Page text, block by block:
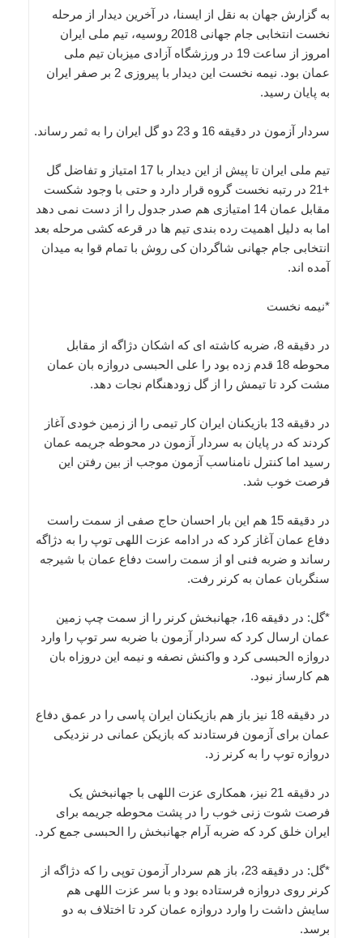
به گزارش جهان به نقل از ایسنا، در آخرین دیدار از مرحله
نخست انتخابی جام جهانی 2018 روسیه، تیم ملی ایران
امروز از ساعت 19 در ورزشگاه آزادی میزبان تیم ملی
عمان بود. نیمه نخست این دیدار با پیروزی 2 بر صفر ایران
به پایان رسید.
سردار آزمون در دقیقه 16 و 23 دو گل ایران را به ثمر رساند.
تیم ملی ایران تا پیش از این دیدار با 17 امتیاز و تفاضل گل
+21 در رتبه نخست گروه قرار دارد و حتی با وجود شکست
مقابل عمان 14 امتیازی هم صدر جدول را از دست نمی دهد
اما به دلیل اهمیت رده بندی تیم ها در قرعه کشی مرحله بعد
انتخابی جام جهانی شاگردان کی روش با تمام قوا به میدان
آمده اند.
*نیمه نخست
در دقیقه 8، ضربه کاشته ای که اشکان دژاگه از مقابل
محوطه 18 قدم زده بود را علی الحبسی دروازه بان عمان
مشت کرد تا تیمش را از گل زودهنگام نجات دهد.
در دقیقه 13 بازیکنان ایران کار تیمی را از زمین خودی آغاز
کردند که در پایان به سردار آزمون در محوطه جریمه عمان
رسید اما کنترل نامناسب آزمون موجب از بین رفتن این
فرصت خوب شد.
در دقیقه 15 هم این بار احسان حاج صفی از سمت راست
دفاع عمان آغاز کرد که در ادامه عزت اللهی توپ را به دژاگه
رساند و ضربه فنی او از سمت راست دفاع عمان با شیرجه
سنگربان عمان به کرنر رفت.
*گل: در دقیقه 16، جهانبخش کرنر را از سمت چپ زمین
عمان ارسال کرد که سردار آزمون با ضربه سر توپ را وارد
دروازه الحبسی کرد و واکنش نصفه و نیمه این دروزاه بان
هم کارساز نبود.
در دقیقه 18 نیز باز هم بازیکنان ایران پاسی را در عمق دفاع
عمان برای آزمون فرستادند که بازیکن عمانی در نزدیکی
دروازه توپ را به کرنر زد.
در دقیقه 21 نیز، همکاری عزت اللهی با جهانبخش یک
فرصت شوت زنی خوب را در پشت محوطه جریمه برای
ایران خلق کرد که ضربه آرام جهانبخش را الحبسی جمع کرد.
*گل: در دقیقه 23، باز هم سردار آزمون توپی را که دژاگه از
کرنر روی دروازه فرستاده بود و با سر عزت اللهی هم
سایش داشت را وارد دروازه عمان کرد تا اختلاف به دو
برسد.